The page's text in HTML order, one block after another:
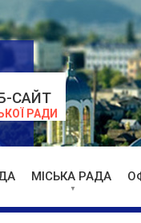
САЙТ
РАДИ
МІСЬКА РАДА